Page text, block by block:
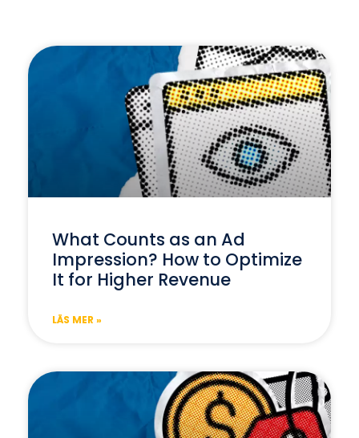
What Counts as an Ad
Impression? How to Optimize
It for Higher Revenue
LÄS MER »